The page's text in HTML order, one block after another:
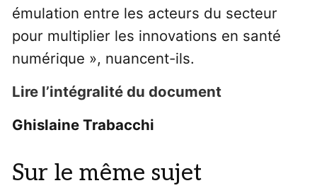
émulation entre les acteurs du secteur
pour multiplier les innovations en santé
numérique », nuancent-ils.
Lire l’intégralité du document
Ghislaine Trabacchi
Sur le même sujet